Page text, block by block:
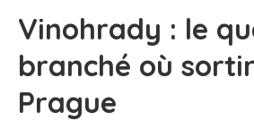
Vinohrady : le
branché où
Prague